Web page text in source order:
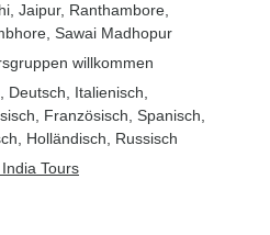
, Jaipur, Ranthambore
, Sawai Madhopur
willkommen
Deutsch, Italienisch,
Französisch, Spanisch,
Holländisch, Russisch
Tours